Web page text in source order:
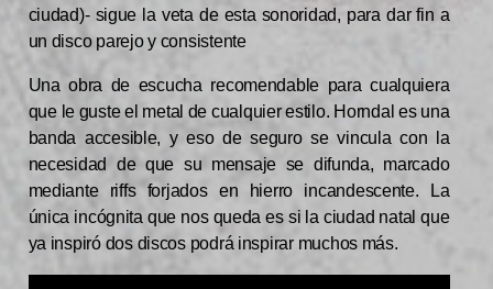
ciudad)- sigue la veta de esta sonoridad, para dar fin a
un disco parejo y consistente
Una obra de escucha recomendable para cualquiera
que le guste el metal de cualquier estilo. Horndal es una
banda accesible, y eso de seguro se vincula con la
necesidad de que su mensaje se difunda, marcado
mediante riffs forjados en hierro incandescente. La
única incógnita que nos queda es si la ciudad natal que
ya inspiró dos discos podrá inspirar muchos más.